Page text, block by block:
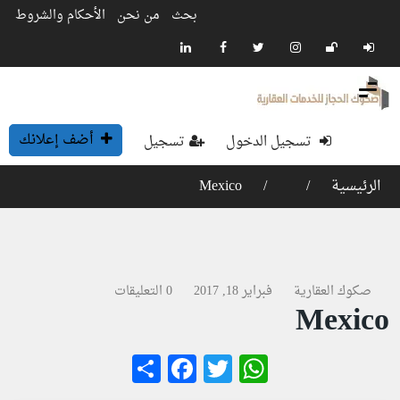
بحث من نحن الأحكام والشروط
تسجيل الدخول تسجيل
أضف إعلانك
الرئيسية
Mexico
صكوك العقارية فبراير 18, 2017 0 التعليقات
Mexico
WhatsApp
Twitter
Facebook